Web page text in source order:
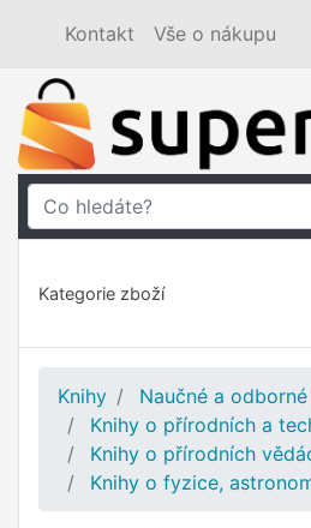
Kontakt Vše o nákupu
Kategorie zboží
Knihy
Naučné a
Knihy o přírodních a
Knihy o přírodních
Knihy o fyzice,